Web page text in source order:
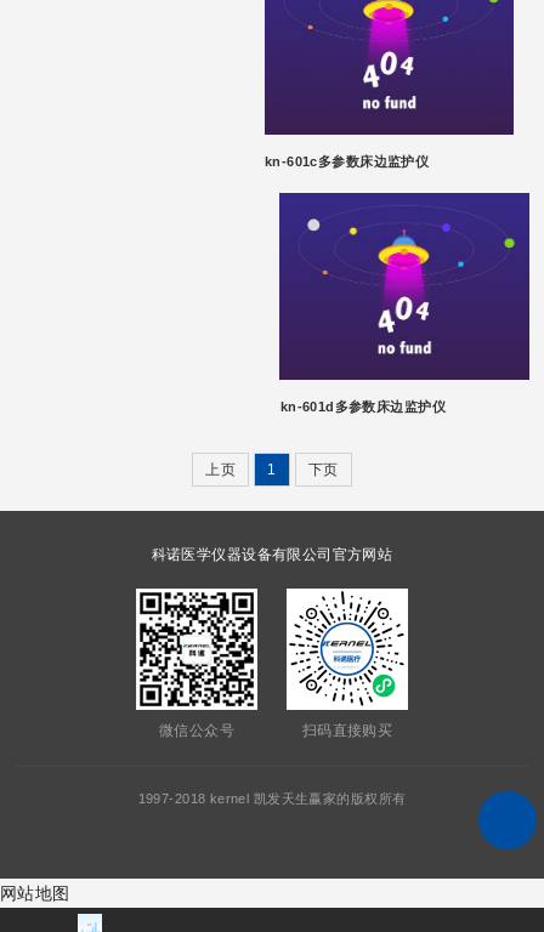
kn-601c多参数床边监护仪
kn-601d多参数床边监护仪
上页 1 下页
科诺医学仪器设备有限公司官方网站
微信公众号 扫码直接购买
1997-2018 kernel 凯发天生赢家的版权所有
网站地图